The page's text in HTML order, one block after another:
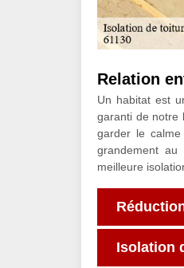
Relation
Un habitat est
garanti de notre
garder le
grandement au
meilleure
Isolation